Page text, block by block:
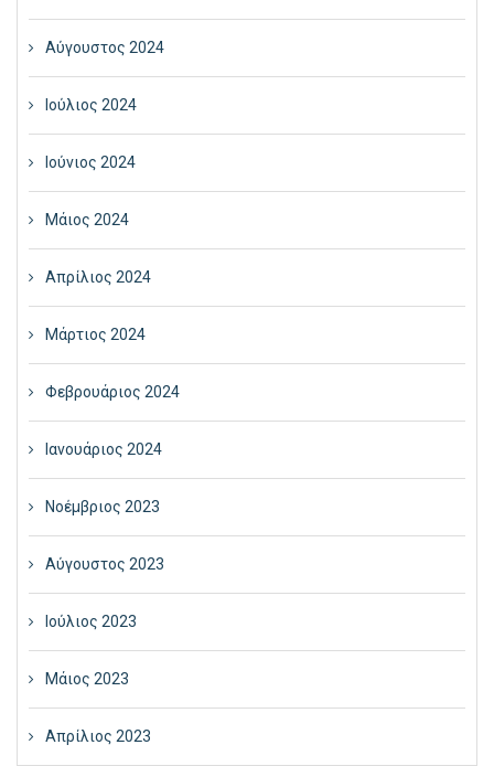
Αύγουστος 2024
Ιούλιος 2024
Ιούνιος 2024
Μάιος 2024
Απρίλιος 2024
Μάρτιος 2024
Φεβρουάριος 2024
Ιανουάριος 2024
Νοέμβριος 2023
Αύγουστος 2023
Ιούλιος 2023
Μάιος 2023
Απρίλιος 2023